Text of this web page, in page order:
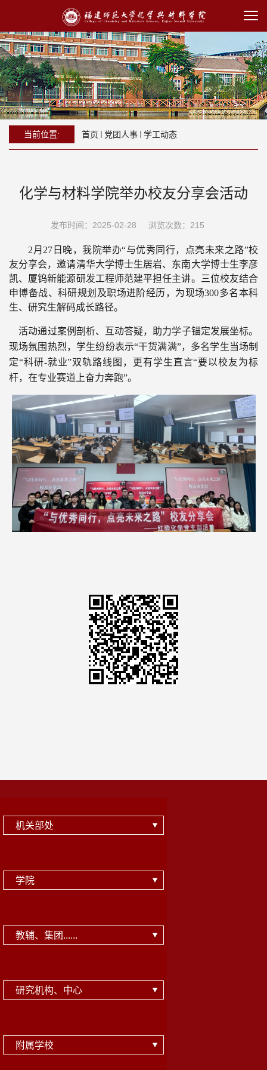
当前位置: 首页 党团人事 学工动态
化学与材料学院举办校友分享会活动
发布时间：2025-02-28 浏览次数： 215
2月27日晚， 我 院举办“与优秀同行，点亮未来之路”校
友分享会，邀请清华大学博士生居岩、东南大学博士生李彦
凯、厦钨新能源研发工程师范建平担任主讲。三位校友结合
申博备战、科研规划及职场进阶经历，为现场300多名本科
生、研究生解码成长路径。
活动通过案例剖析、互动答疑，助力学子锚定发展坐标。
现场氛围热烈，学生纷纷表示“干货满满”，多名学生当场制
定“科研-就业”双轨路线图，更有学生直言“要以校友为标
杆，在专业赛道上奋力奔跑”。
机关部处
学院
教辅、集团......
研究机构、中心
附属学校